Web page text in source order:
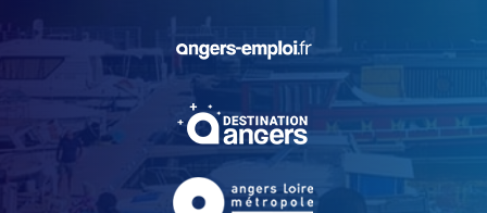
, Ouvre une nouvelle
, Ouvre une nouvelle